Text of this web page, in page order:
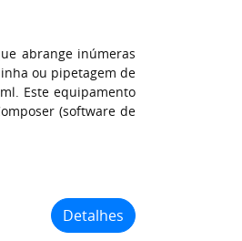
abrange inúmeras
ou pipetagem de
Este equipamento
(software de
Detalhes